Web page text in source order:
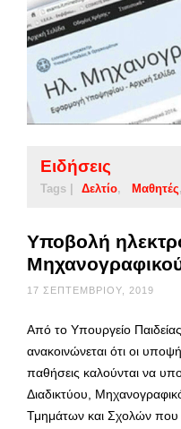
Ειδήσεις
Tags | Δελτίο Μαθητές
Υποβολή
17 ΣΕΠΤΕΜΒΡΊΟΥ, 2019
Από το Υπουργείο
ανακοινώνεται ότι οι
παθήσεις καλούνται να
Διαδικτύου,
Τμημάτων και Σχολών που